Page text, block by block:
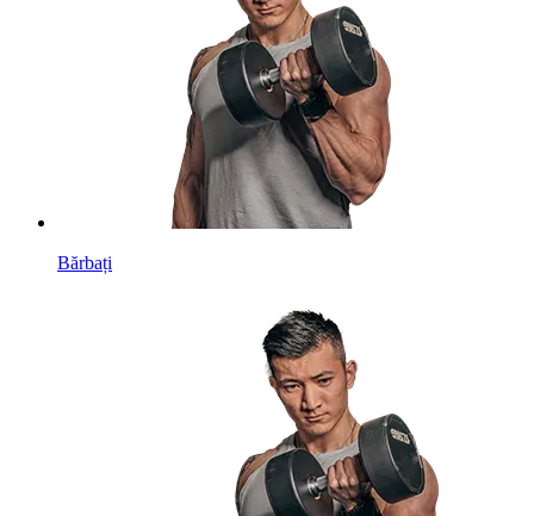
Bărbați